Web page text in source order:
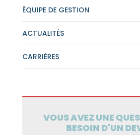
ÉQUIPE DE GESTION
ACTUALITÉS
CARRIÈRES
VOUS AVEZ UNE
BESOIN D'UN